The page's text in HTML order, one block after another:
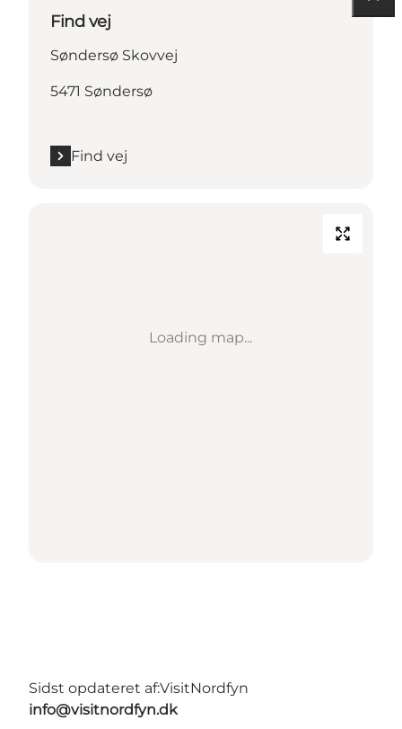
Find vej
Søndersø Skovvej
5471 Søndersø
Find vej
Loading map...
Sidst opdateret af:VisitNordfyn
info@visitnordfyn.dk